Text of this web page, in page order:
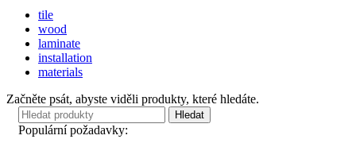
:
BIOKRILL
|
01925432
množství
tile
wood
laminate
installation
materials
Začněte psát, abyste viděli produkty, které hledáte.
Hledat
Populární požadavky: